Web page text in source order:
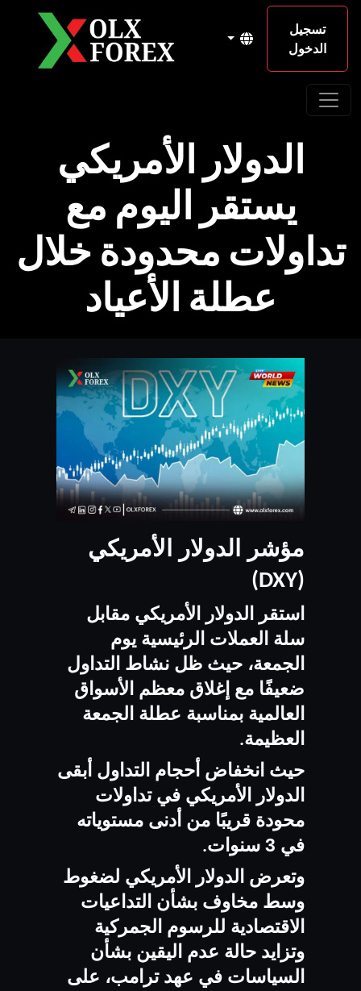
تسجيل
الدخول
الدولار الأمريكي
يستقر اليوم مع
تداولات محدودة خلال
عطلة الأعياد
مؤشر الدولار الأمريكي
(DXY)
استقر الدولار الأمريكي مقابل
سلة العملات الرئيسية يوم
الجمعة، حيث ظل نشاط التداول
ضعيفًا مع إغلاق معظم الأسواق
العالمية بمناسبة عطلة الجمعة
العظيمة.
حيث انخفاض أحجام التداول أبقى
الدولار الأمريكي في تداولات
محودة قريبًا من أدنى مستوياته
في 3 سنوات
.
وتعرض الدولار الأمريكي لضغوط
وسط مخاوف بشأن التداعيات
الاقتصادية للرسوم الجمركية
وتزايد حالة عدم اليقين بشأن
السياسات في عهد ترامب، على